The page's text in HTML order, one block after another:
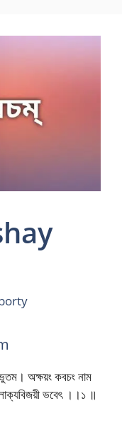
অক্ষয়ং কবচং নাম
ভবেৎ ।।১ ॥